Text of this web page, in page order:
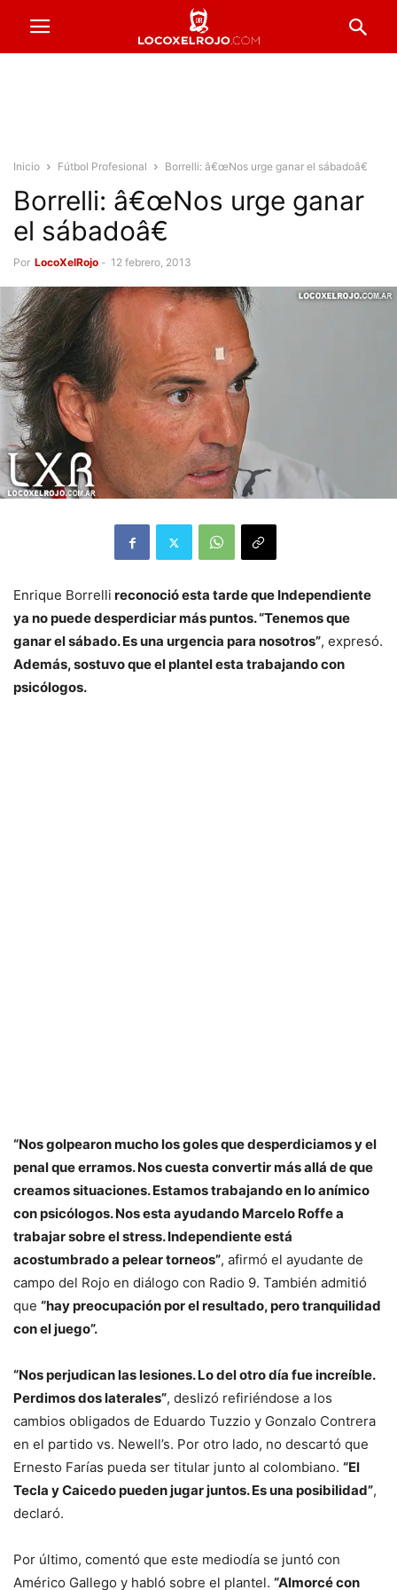
Inicio Fútbol Profesional Borrelli: â€œNos urge ganar el sábadoâ€
Borrelli: â€œNos urge ganar
el sábadoâ€
Por LocoXelRojo - 12 febrero, 2013
Enrique Borrelli reconoció esta tarde que Independiente
ya no puede desperdiciar más puntos. “Tenemos que
ganar el sábado. Es una urgencia para nosotros”, expresó.
Además, sostuvo que el plantel esta trabajando con
psicólogos.
“Nos golpearon mucho los goles que desperdiciamos y el
penal que erramos. Nos cuesta convertir más allá de que
creamos situaciones. Estamos trabajando en lo anímico
con psicólogos. Nos esta ayudando Marcelo Roffe a
trabajar sobre el stress. Independiente está
acostumbrado a pelear torneos”, afirmó el ayudante de
campo del Rojo en diálogo con Radio 9. También admitió
que “hay preocupación por el resultado, pero tranquilidad
con el juego”.
“Nos perjudican las lesiones. Lo del otro día fue increíble.
Perdimos dos laterales”, deslizó refiriéndose a los
cambios obligados de Eduardo Tuzzio y Gonzalo Contrera
en el partido vs. Newell’s. Por otro lado, no descartó que
Ernesto Farías pueda ser titular junto al colombiano. “El
Tecla y Caicedo pueden jugar juntos. Es una posibilidad”,
declaró.
Por último, comentó que este mediodía se juntó con
Américo Gallego y habló sobre el plantel. “Almorcé con